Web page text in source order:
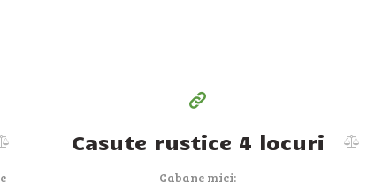
Casute rustice 4 locuri
Cabane mici: